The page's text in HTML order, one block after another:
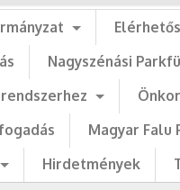
Nagyszénási
Magyar Falu
Hirdetmények